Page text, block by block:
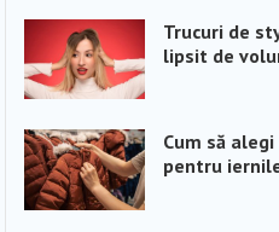
Trucuri de
lipsit de
Cum să
pentru